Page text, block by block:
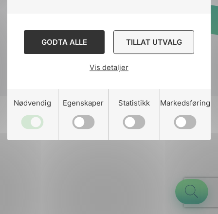
GODTA ALLE TILLAT UTVALG
Vis detaljer
Nødvendig Egenskaper Statistikk Markedsføring
Designed and developed
Stem Agency